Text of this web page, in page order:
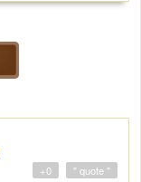
" quote "
+0